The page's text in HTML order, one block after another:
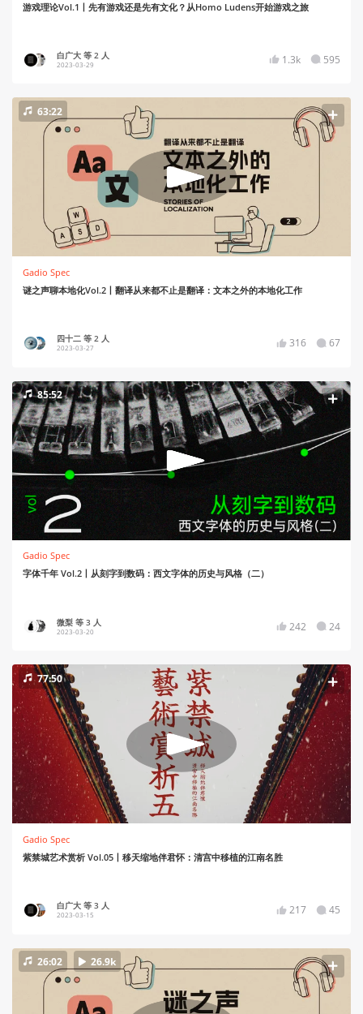
游戏理论Vol.1丨先有游戏还是先有文化？从Homo Ludens开始游戏之旅
白广大 等 2 人
2023-03-29 1.3k 595
63:22
Gadio Spec
谜之声聊本地化Vol.2丨翻译从来都不止是翻译：文本之外的本地化工作
四十二 等 2 人
2023-03-27 316 67
85:52
Gadio Spec
字体千年 Vol.2丨从刻字到数码：西文字体的历史与风格（二）
微梨 等 3 人
2023-03-20 242 24
77:50
Gadio Spec
紫禁城艺术赏析 Vol.05丨移天缩地伴君怀：清宫中移植的江南名胜
白广大 等 3 人
2023-03-15 217 45
26:02 26.9k